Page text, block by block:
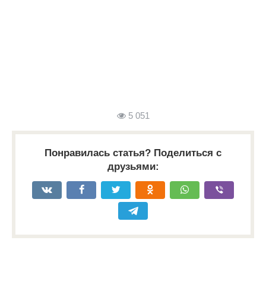
5 051
Понравилась статья? Поделиться с
друзьями: